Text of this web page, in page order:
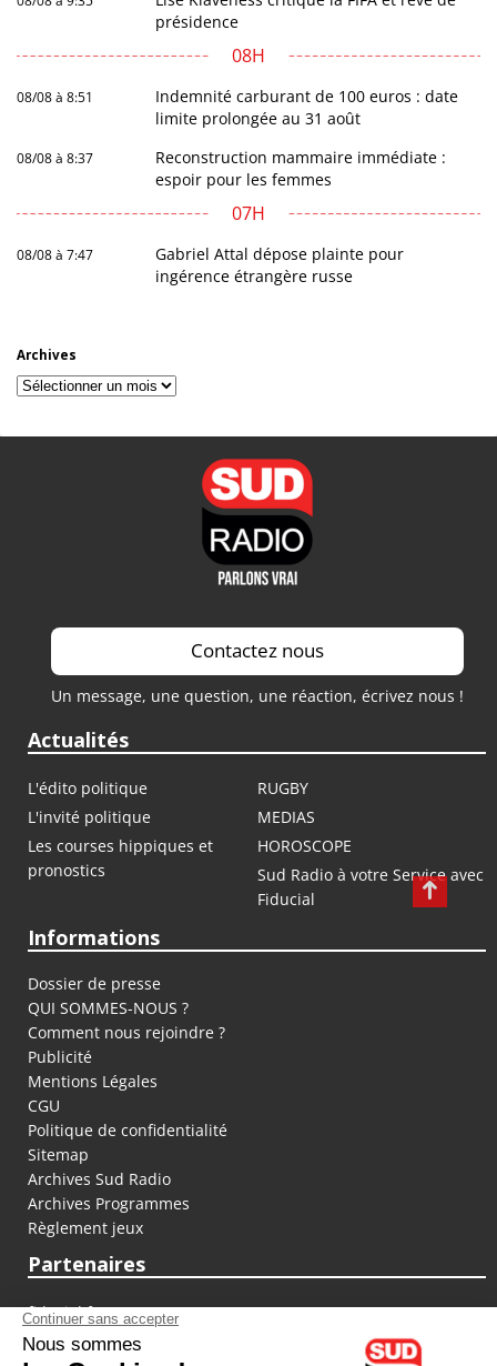
présidence
08H
08/08 à 8:51
Indemnité carburant de 100 euros : date
limite prolongée au 31 août
08/08 à 8:37
Reconstruction mammaire immédiate :
espoir pour les femmes
07H
08/08 à 7:47
Gabriel Attal dépose plainte pour
ingérence étrangère russe
Archives
Archives
Contactez nous
Un message, une question, une réaction, écrivez nous !
Actualités
L'édito politique
RUGBY
L'invité politique
MEDIAS
Les courses hippiques et
pronostics
HOROSCOPE
Sud Radio à votre Service avec
Fiducial
Informations
Dossier de presse
QUI SOMMES-NOUS ?
Comment nous rejoindre ?
Publicité
Mentions Légales
CGU
Politique de confidentialité
Sitemap
Archives Sud Radio
Archives Programmes
Règlement jeux
Partenaires
fiducial.fr
lyoncapitale.fr